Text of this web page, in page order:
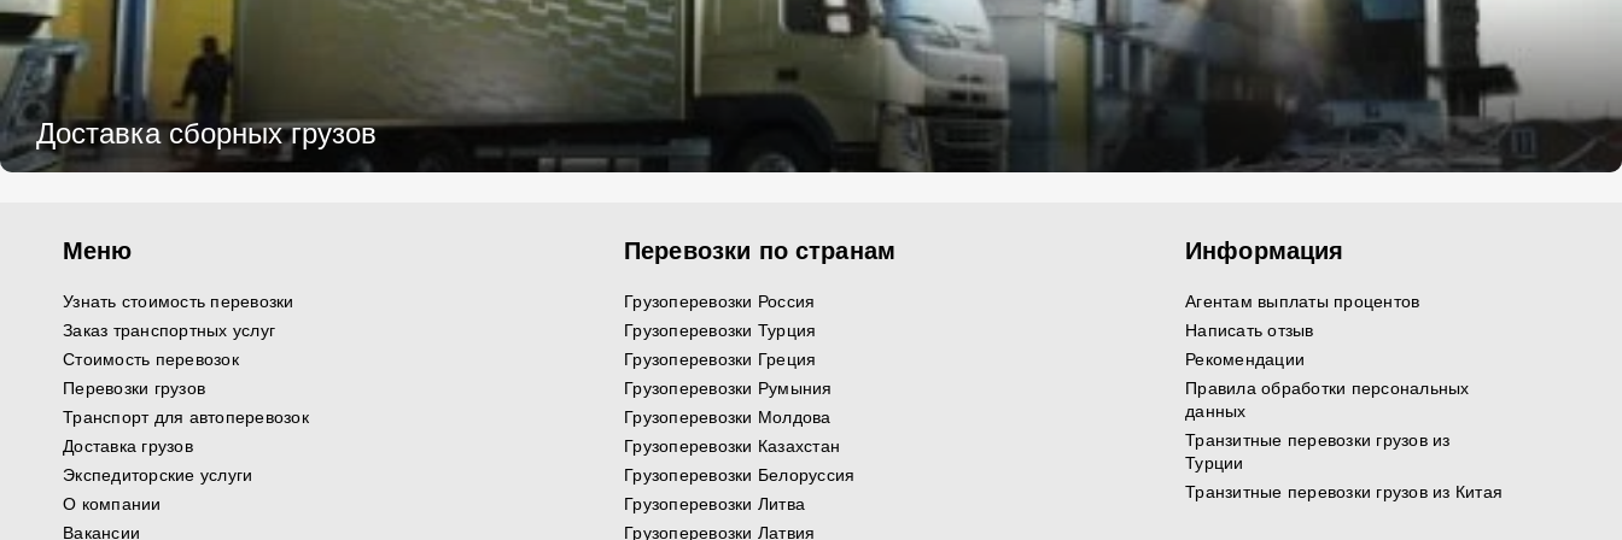
Доставка сборных грузов
Меню
Узнать стоимость перевозки
Заказ транспортных услуг
Стоимость перевозок
Перевозки грузов
Транспорт для автоперевозок
Доставка грузов
Экспедиторские услуги
О компании
Вакансии
Перевозки по странам
Грузоперевозки Россия
Грузоперевозки Турция
Грузоперевозки Греция
Грузоперевозки Румыния
Грузоперевозки Молдова
Грузоперевозки Казахстан
Грузоперевозки Белоруссия
Грузоперевозки Литва
Грузоперевозки Латвия
Информация
Агентам выплаты процентов
Написать отзыв
Рекомендации
Правила обработки персональных
данных
Транзитные перевозки грузов из
Турции
Транзитные перевозки грузов из Китая